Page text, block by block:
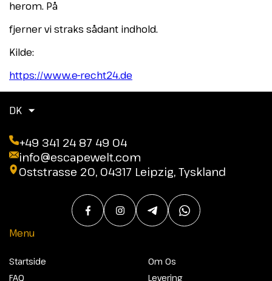
herom. På
fjerner vi straks sådant indhold.
Kilde:
https://www.e-recht24.de
DK
+49 341 24 87 49 04
info@escapewelt.com
Oststrasse 20, 04317 Leipzig, Tyskland
Menu
Startside
FAQ
Om Os
Levering